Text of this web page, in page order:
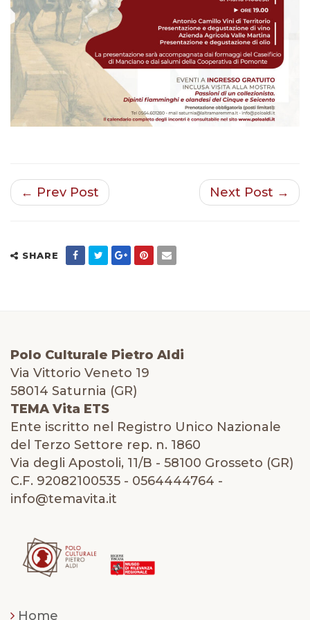
← Prev Post Next Post →
SHARE
Polo Culturale Pietro Aldi
Via Vittorio Veneto 19
58014 Saturnia (GR)
TEMA Vita ETS
Ente iscritto nel Registro Unico Nazionale
del Terzo Settore rep. n. 1860
Via degli Apostoli, 11/B - 58100 Grosseto (GR)
C.F. 92082100535 - 0564444764 -
info@temavita.it
Home